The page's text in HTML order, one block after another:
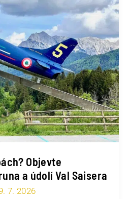
Objevte
a údolí Val Saisera
7. 2026